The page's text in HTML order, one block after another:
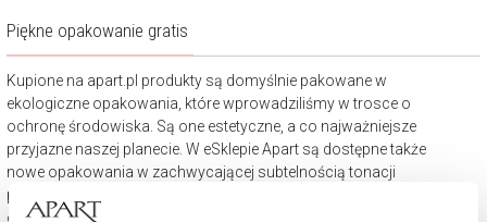
Piękne opakowanie gratis
Kupione na apart.pl produkty są domyślnie pakowane w
ekologiczne opakowania, które wprowadziliśmy w trosce o
ochronę środowiska. Są one estetyczne, a co najważniejsze
przyjazne naszej planecie. W eSklepie Apart są dostępne także
nowe opakowania w zachwycającej subtelnością tonacji
pudrowego różu. Darmowy zestaw to wybrane piękne pudełko
oraz dołączona torebka upominkowa.